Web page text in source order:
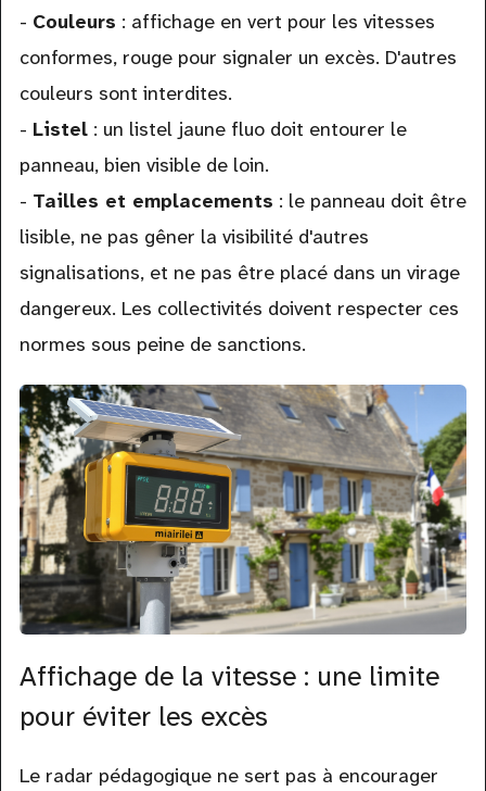
- Couleurs : affichage en vert pour les vitesses
conformes, rouge pour signaler un excès. D'autres
couleurs sont interdites.
- Listel: un listel jaune fluo doit entourer le
panneau, bien visible de loin.
- Tailles et emplacements : le panneau doit être
lisible, ne pas gêner la visibilité d'autres
signalisations, et ne pas être placé dans un virage
dangereux. Les collectivités doivent respecter ces
normes sous peine de sanctions.
Affichage de la vitesse : une limite
pour éviter les excès
Le radar pédagogique ne sert pas à encourager